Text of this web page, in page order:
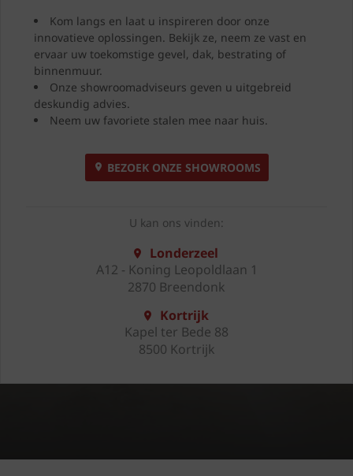
Kom langs en laat u inspireren door onze
innovatieve oplossingen. Bekijk ze, neem ze vast en
ervaar uw toekomstige gevel, dak, bestrating of
binnenmuur.
Onze showroomadviseurs geven u uitgebreid
deskundig advies.
Neem uw favoriete stalen mee naar huis.
BEZOEK ONZE SHOWROOMS
U kan ons vinden:
Londerzeel
A12 - Koning Leopoldlaan 1
2870 Breendonk
Kortrijk
Kapel ter Bede 88
8500 Kortrijk